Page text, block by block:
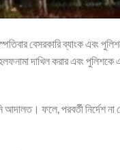
বেসরকারি ব্যাংক এবং
দাখিল করার এবং পুলিশকে
ফলে, পরবর্তী নির্দেশ না